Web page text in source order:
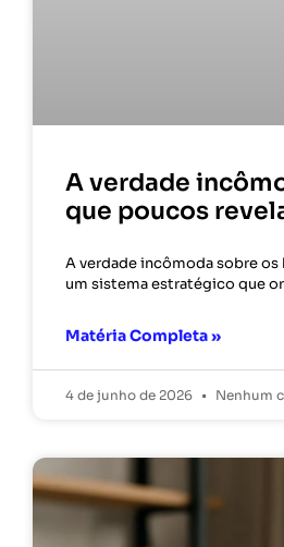
A verdade
que poucos
A verdade incômoda sobre os
um sistema estratégico que
Matéria Completa »
4 de junho de 2026 Nenhum